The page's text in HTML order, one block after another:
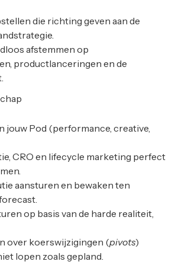
die richting geven aan de
afstemmen op
productlanceringen en de
jouw Pod (performance, creative,
CRO en lifecycle marketing perfect
aansturen en bewaken ten
op basis van de harde realiteit,
over koerswijzigingen (pivots)
lopen zoals gepland.